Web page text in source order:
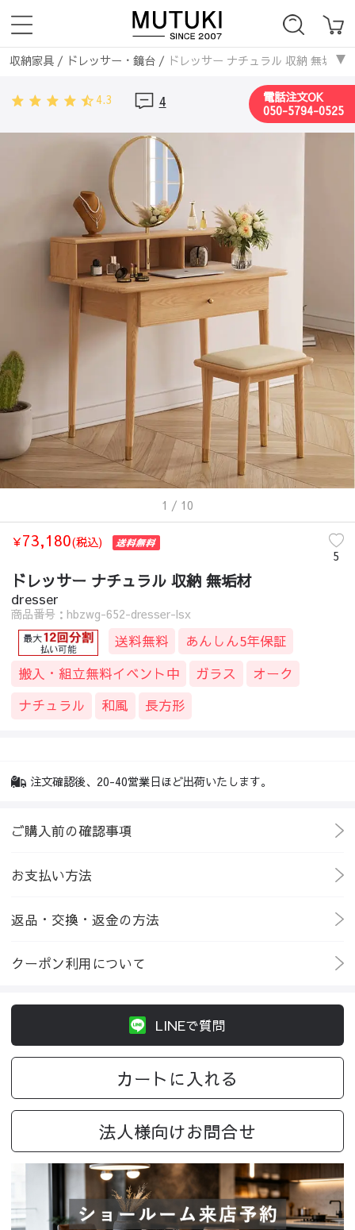
収納家具/ ドレッサー・鏡台/ ドレッサー ナチュラル 収納 無垢材
4.3
4
電話注文OK
050-5794-0525
1 / 10
￥73,180(税込)
5
ドレッサー ナチュラル 収納 無垢材
dresser
商品番号：hbzwg-652-dresser-lsx
送料無料
あんしん5年保証
搬入・組立無料イベント中
ガラス
オーク
ナチュラル
和風 長方形
注文確認後、20-40営業日ほど出荷いたします。
ご購入前の確認事項
お支払い方法
返品・交換・返金の方法
クーポン利用について
LINEで質問
カートに入れる
法人様向けお問合せ